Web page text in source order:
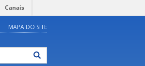
Canais
MAPA DO SITE